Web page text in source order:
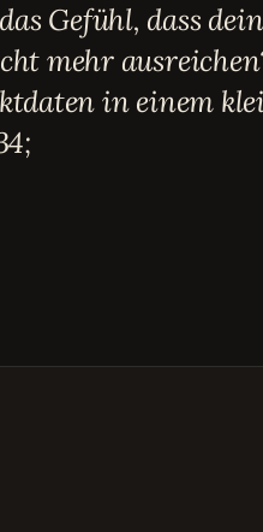
Gefühl, dass
mehr
in einem